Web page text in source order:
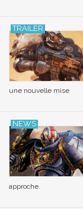
une nouvelle mise
approche.